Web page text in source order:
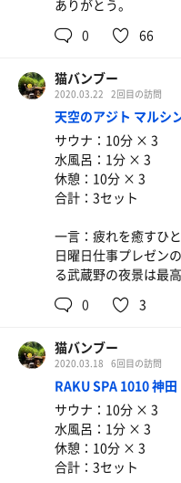
ありがとう。
0
66
猫バンブー
2020.03.22 2回目の訪問
天空のアジト マルシ
サウナ：10分 × 3
水風呂：1分 × 3
休憩：10分 × 3
合計：3セット
一言：疲れを癒すひ
日曜日仕事プレゼン
る武蔵野の夜景は最高
0
3
猫バンブー
2020.03.18 6回目の訪問
RAKU SPA 1010 神田
サウナ：10分 × 3
水風呂：1分 × 3
休憩：10分 × 3
合計：3セット